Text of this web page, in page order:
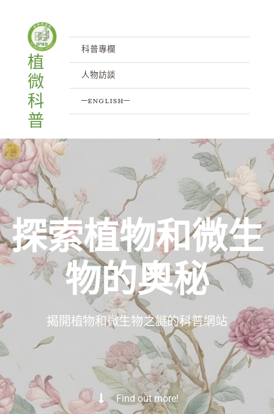
植
微
科
普
科普專欄
人物訪談
─english─
探索植物和微生
物的奧秘
揭開植物和微生物之謎的科普網站
Find out more!